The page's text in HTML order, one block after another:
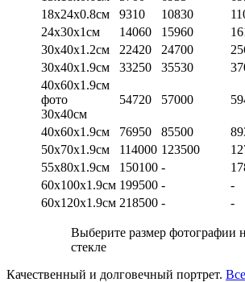
18х24х0.8см
9310 10830
24х30х1см
14060 15960
30х40х1.2см
22420 24700
30х40х1.9см
33250 35530
40х60х1.9см
фото
30х40см
54720 57000
40х60х1.9см 76950 85500
50х70х1.9см
114000 123500
55х80х1.9см
150100 -
60х100х1.9см 199500 - -
60х120х1.9см 218500 - -
Выберите размер фотографии
стекле
Качественный и долговечный портрет.